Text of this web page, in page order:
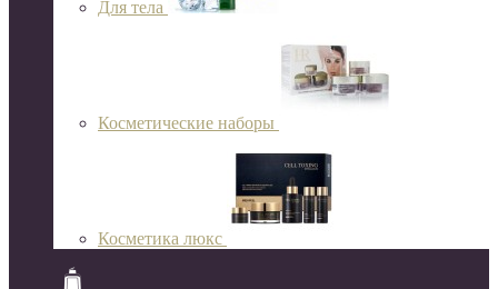
Для тела
Косметические наборы
Косметика люкс